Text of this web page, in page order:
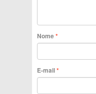
Nome*
E-mail*